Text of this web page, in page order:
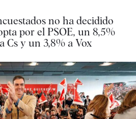
no ha decidido
por el PSOE, un 8,5%
Cs y un 3,8% a Vox